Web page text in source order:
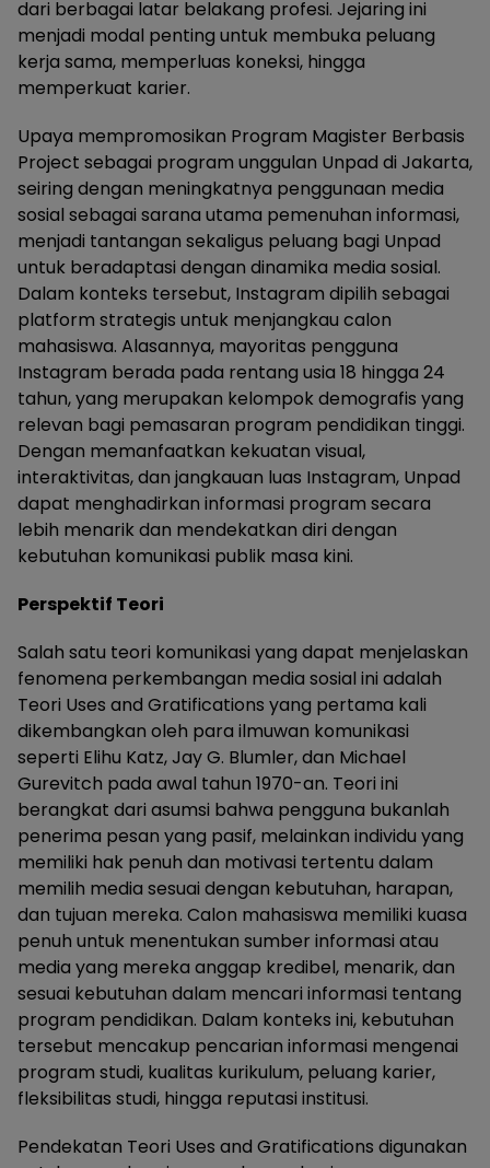
dari berbagai latar belakang profesi. Jejaring ini
menjadi modal penting untuk membuka peluang
kerja sama, memperluas koneksi, hingga
memperkuat karier.
Upaya mempromosikan Program Magister Berbasis
Project sebagai program unggulan Unpad di Jakarta,
seiring dengan meningkatnya penggunaan media
sosial sebagai sarana utama pemenuhan informasi,
menjadi tantangan sekaligus peluang bagi Unpad
untuk beradaptasi dengan dinamika media sosial.
Dalam konteks tersebut, Instagram dipilih sebagai
platform strategis untuk menjangkau calon
mahasiswa. Alasannya, mayoritas pengguna
Instagram berada pada rentang usia 18 hingga 24
tahun, yang merupakan kelompok demografis yang
relevan bagi pemasaran program pendidikan tinggi.
Dengan memanfaatkan kekuatan visual,
interaktivitas, dan jangkauan luas Instagram, Unpad
dapat menghadirkan informasi program secara
lebih menarik dan mendekatkan diri dengan
kebutuhan komunikasi publik masa kini.
Perspektif Teori
Salah satu teori komunikasi yang dapat menjelaskan
fenomena perkembangan media sosial ini adalah
Teori Uses and Gratifications yang pertama kali
dikembangkan oleh para ilmuwan komunikasi
seperti Elihu Katz, Jay G. Blumler, dan Michael
Gurevitch pada awal tahun 1970-an. Teori ini
berangkat dari asumsi bahwa pengguna bukanlah
penerima pesan yang pasif, melainkan individu yang
memiliki hak penuh dan motivasi tertentu dalam
memilih media sesuai dengan kebutuhan, harapan,
dan tujuan mereka. Calon mahasiswa memiliki kuasa
penuh untuk menentukan sumber informasi atau
media yang mereka anggap kredibel, menarik, dan
sesuai kebutuhan dalam mencari informasi tentang
program pendidikan. Dalam konteks ini, kebutuhan
tersebut mencakup pencarian informasi mengenai
program studi, kualitas kurikulum, peluang karier,
fleksibilitas studi, hingga reputasi institusi.
Pendekatan Teori Uses and Gratifications digunakan